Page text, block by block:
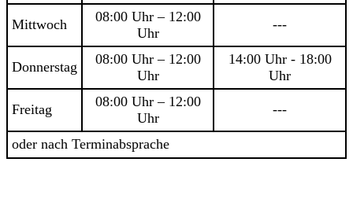
Mittwoch
08:00 Uhr – 12:00
Uhr
---
Donnerstag
08:00 Uhr – 12:00
Uhr
14:00 Uhr - 18:00
Uhr
Freitag
08:00 Uhr – 12:00
Uhr
---
oder nach Terminabsprache